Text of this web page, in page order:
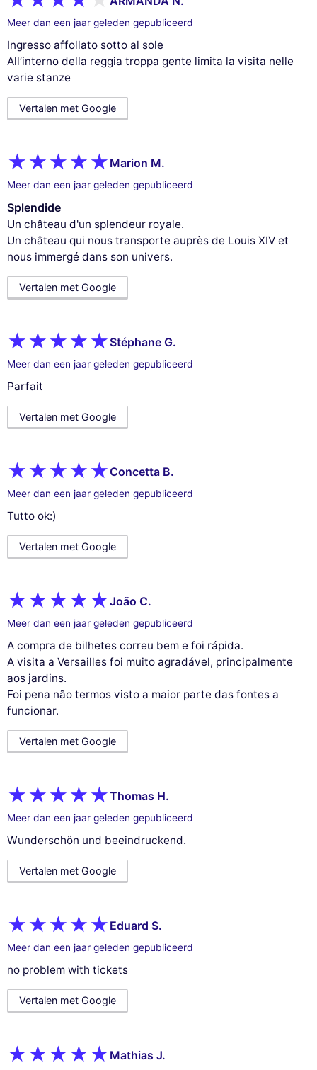
Meer dan een jaar geleden gepubliceerd
Ingresso affollato sotto al sole
All’interno della reggia troppa gente limita la visita nelle
varie stanze
Vertalen met Google
Marion M.
Meer dan een jaar geleden gepubliceerd
Splendide
Un château d'un splendeur royale.
Un château qui nous transporte auprès de Louis XIV et
nous immergé dans son univers.
Vertalen met Google
Stéphane G.
Meer dan een jaar geleden gepubliceerd
Parfait
Vertalen met Google
Concetta B.
Meer dan een jaar geleden gepubliceerd
Tutto ok:)
Vertalen met Google
João C.
Meer dan een jaar geleden gepubliceerd
A compra de bilhetes correu bem e foi rápida.
A visita a Versailles foi muito agradável, principalmente
aos jardins.
Foi pena não termos visto a maior parte das fontes a
funcionar.
Vertalen met Google
Thomas H.
Meer dan een jaar geleden gepubliceerd
Wunderschön und beeindruckend.
Vertalen met Google
Eduard S.
Meer dan een jaar geleden gepubliceerd
no problem with tickets
Vertalen met Google
Mathias J.